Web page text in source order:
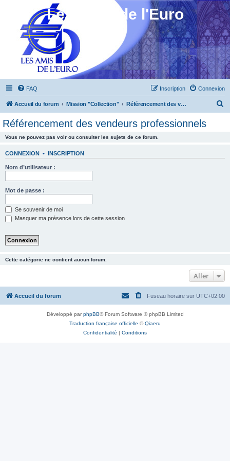
Les Amis de l'Euro
FAQ Connexion
Inscription
Accueil du forum Mission "Collection" Référencement des vendeurs professionnels
Référencement des vendeurs professionnels
Vous ne pouvez pas voir ou consulter les sujets de ce forum.
CONNEXION • INSCRIPTION
Nom d’utilisateur :
Mot de passe :
Se souvenir de moi
Masquer ma présence lors de cette session
Cette catégorie ne contient aucun forum.
Aller
Accueil du forum Fuseau horaire sur UTC+02:00
Développé parphpBB® Forum Software © phpBB Limited
Traduction française officielle ©Qiaeru
Confidentialité | Conditions